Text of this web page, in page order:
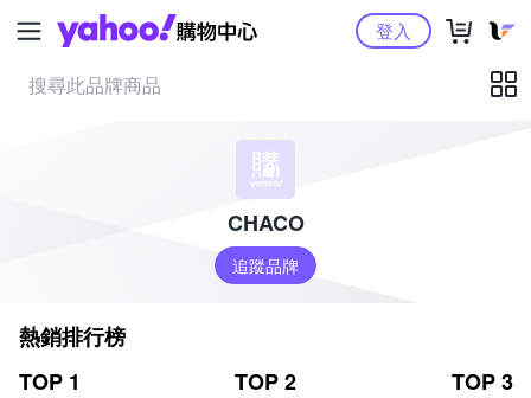
Yahoo購物中心登入
CHACO
追蹤品牌
熱銷排行榜
TOP 1
TOP 2 TOP 3